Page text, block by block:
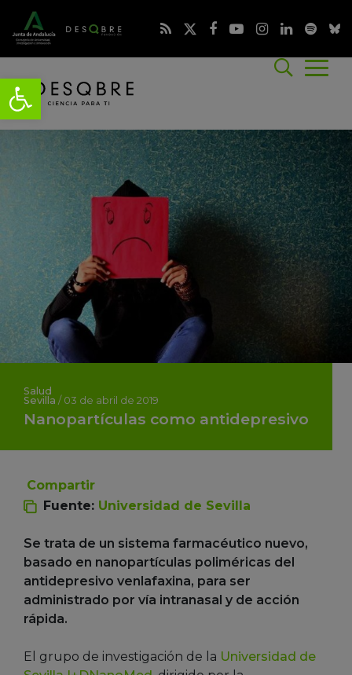
Salud
Sevilla / 03 de abril de 2019
Nanopartículas como antidepresivo
Compartir
Fuente: Universidad de Sevilla
Se trata de un sistema farmacéutico nuevo,
basado en nanopartículas poliméricas del
antidepresivo venlafaxina, para ser
administrado por vía intranasal y de acción
rápida.
El grupo de investigación de la Universidad de